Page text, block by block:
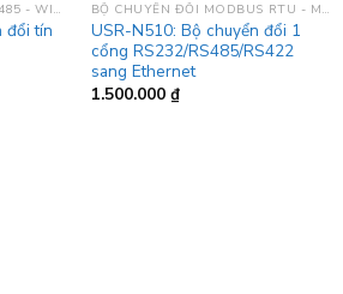
BỘ CHUYỂN ĐỔI RS232/RS485 - WIFI
đổi tín
BỘ CHUYỂN ĐỔI MODBUS RTU - MODBUS TCP
USR-N510: Bộ chuyển đổi 1
cổng RS232/RS485/RS422
sang Ethernet
1.500.000 ₫